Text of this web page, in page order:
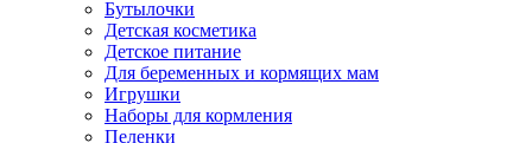
Бутылочки
Детская косметика
Детское питание
Для беременных и кормящих мам
Игрушки
Наборы для кормления
Пеленки